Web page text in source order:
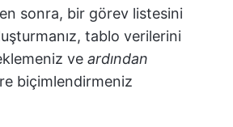
sonra, bir görev listesini
tablo verilerini
ve ardından
biçimlendirmeniz